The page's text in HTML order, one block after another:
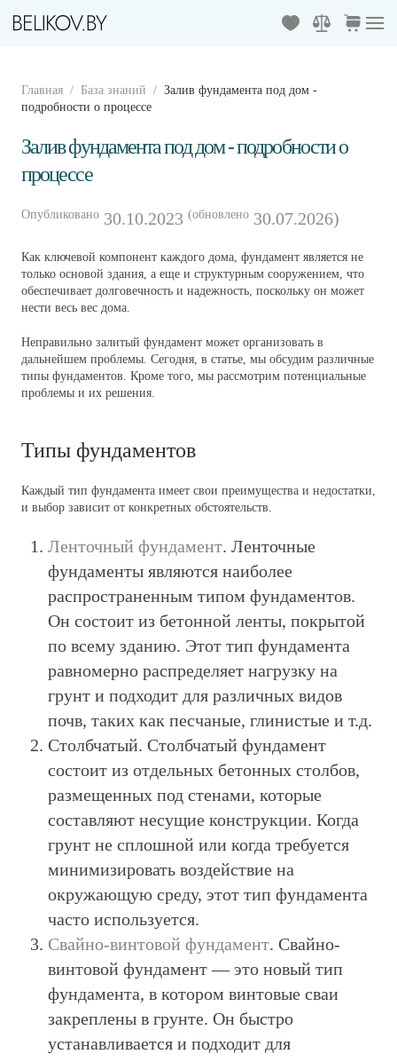
Главная База знаний
Залив фундамента под дом -
подробности о процессе
Залив фундамента под дом - подробности о
процессе
Опубликовано 30.10.2023 (обновлено 30.07.2026)
Как ключевой компонент каждого дома, фундамент является не
только основой здания, а еще и структурным сооружением, что
обеспечивает долговечность и надежность, поскольку он может
нести весь вес дома.
Неправильно залитый фундамент может организовать в
дальнейшем проблемы. Сегодня, в статье, мы обсудим различные
типы фундаментов. Кроме того, мы рассмотрим потенциальные
проблемы и их решения.
Типы фундаментов
Каждый тип фундамента имеет свои преимущества и недостатки,
и выбор зависит от конкретных обстоятельств.
Ленточный фундамент. Ленточные
фундаменты являются наиболее
распространенным типом фундаментов.
Он состоит из бетонной ленты, покрытой
по всему зданию. Этот тип фундамента
равномерно распределяет нагрузку на
грунт и подходит для различных видов
почв, таких как песчаные, глинистые и т.д.
Столбчатый. Столбчатый фундамент
состоит из отдельных бетонных столбов,
размещенных под стенами, которые
составляют несущие конструкции. Когда
грунт не сплошной или когда требуется
минимизировать воздействие на
окружающую среду, этот тип фундамента
часто используется.
Свайно-винтовой фундамент. Свайно-
винтовой фундамент — это новый тип
фундамента, в котором винтовые сваи
закреплены в грунте. Он быстро
устанавливается и подходит для